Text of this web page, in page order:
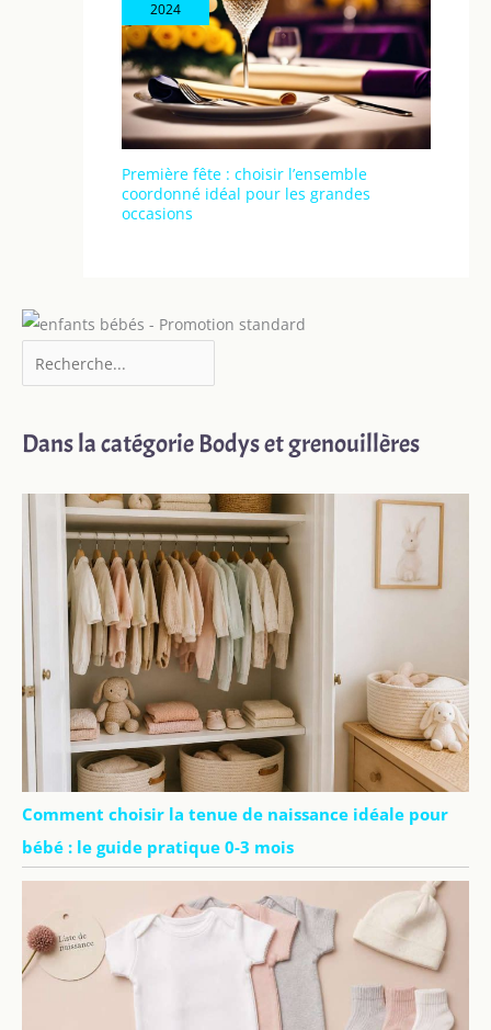
2024
Première fête : choisir l’ensemble
coordonné idéal pour les grandes
occasions
Dans la catégorie Bodys et grenouillères
Comment choisir la tenue de naissance idéale pour
bébé : le guide pratique 0-3 mois